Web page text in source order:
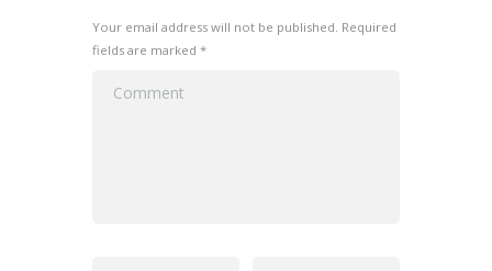
Your email address will not be published. Required
fields are marked *